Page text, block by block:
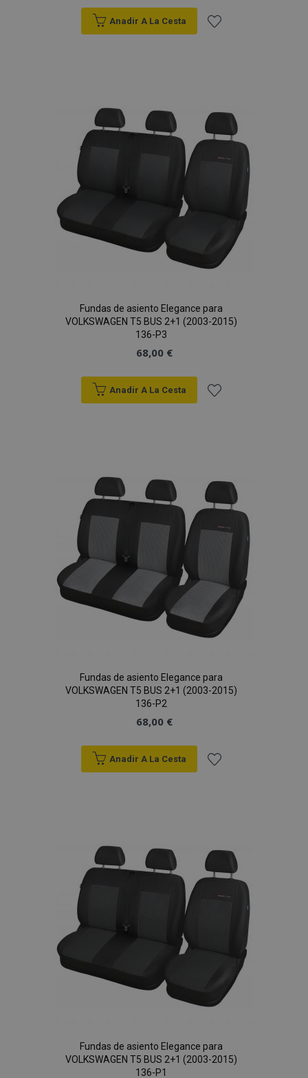
Anadir A La Cesta
de
Deseos
Fundas de asiento Elegance para
VOLKSWAGEN T5 BUS 2+1 (2003-2015)
136-P3
68,00 €
Anadir A La Cesta
de
Deseos
Fundas de asiento Elegance para
VOLKSWAGEN T5 BUS 2+1 (2003-2015)
136-P2
68,00 €
Anadir A La Cesta
de
Deseos
Fundas de asiento Elegance para
VOLKSWAGEN T5 BUS 2+1 (2003-2015)
136-P1